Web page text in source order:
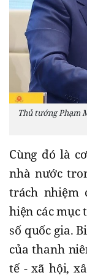
Thủ tướng Phạm
Cùng đó là
nhà nước
trách nhiệm
hiện các mục
số quốc gia.
của thanh
tế - xã hội,